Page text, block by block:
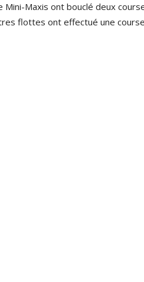
Maxis ont bouclé deux
flottes ont effectué une